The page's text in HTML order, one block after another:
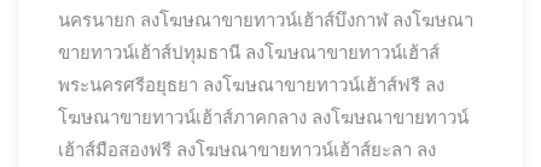
นครนายก ลงโฆษณาขายทาวน์เฮ้าส์บึงกาฬ ลงโฆษณา
ขายทาวน์เฮ้าส์ปทุมธานี ลงโฆษณาขายทาวน์เฮ้าส์
พระนครศรีอยุธยา ลงโฆษณาขายทาวน์เฮ้าส์ฟรี ลง
โฆษณาขายทาวน์เฮ้าส์ภาคกลาง ลงโฆษณาขายทาวน์
เฮ้าส์มือสองฟรี ลงโฆษณาขายทาวน์เฮ้าส์ยะลา ลง